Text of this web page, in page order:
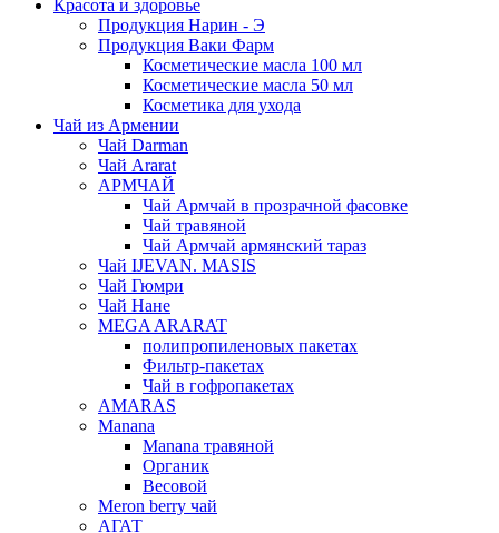
Красота и здоровье
Продукция Нарин - Э
Продукция Ваки Фарм
Косметические масла 100 мл
Косметические масла 50 мл
Косметика для ухода
Чай из Армении
Чай Darman
Чай Ararat
АРМЧАЙ
Чай Армчай в прозрачной фасовке
Чай травяной
Чай Армчай армянский тараз
Чай IJEVAN. MASIS
Чай Гюмри
Чай Нане
MEGA ARARAT
полипропиленовых пакетах
Фильтр-пакетах
Чай в гофропакетах
AMARAS
Manana
Manana травяной
Органик
Весовой
Meron berry чай
АГАТ